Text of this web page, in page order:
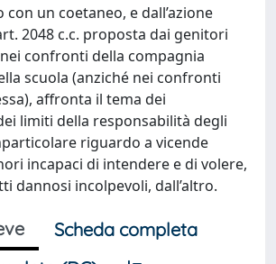
un coetaneo, e dall’azione
2048 c.c. proposta dai genitori
confronti della compagnia
scuola (anziché nei confronti
affronta il tema dei
limiti della responsabilità degli
riguardo a vicende
incapaci di intendere e di volere,
dannosi incolpevoli, dall’altro.
Scheda completa